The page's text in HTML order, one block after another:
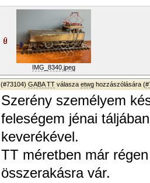
IMG_8340.jpeg
(#73104) GABA TT válasza etwg hozzászólására (
Szerény személyem
feleségem jénai
keverékével.
TT méretben már
összerakásra vár.